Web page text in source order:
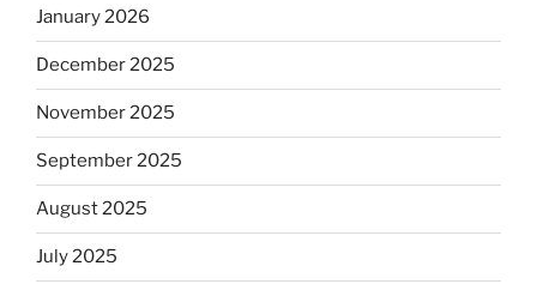
January 2026
December 2025
November 2025
September 2025
August 2025
July 2025